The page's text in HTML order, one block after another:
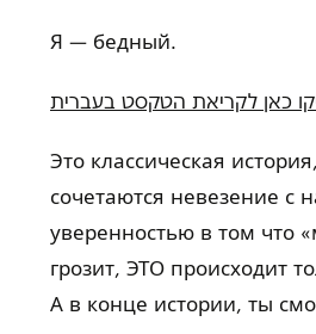
Я — бедный.
כאן לקריאת הטקסט בעברית
Это классическая
сочетаются невезение с
уверенностью в том что
грозит, ЭТО происходит
А в конце истории, ты